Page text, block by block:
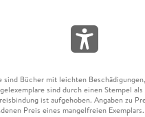
sind Bücher mit leichten
sind durch einen Stempel
ist aufgehoben. Angaben zu
Preis eines mangelfreien Exemplars.